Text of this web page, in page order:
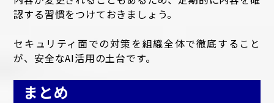
認する習慣をつけておきましょう。
セキュリティ面での対策を組織全体で徹底すること
が、安全なAI活用の土台です。
まとめ